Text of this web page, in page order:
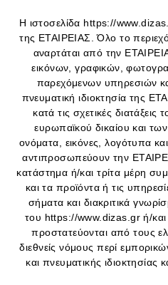
Η ιστοσελίδα https://
της ΕΤΑΙΡΕΙΑΣ. Όλο το
αναρτάται από την
εικόνων, γραφικών,
παρεχόμενων υπηρεσιών
πνευματική ιδιοκτησία της
κατά τις σχετικές διατάξεις
ευρωπαϊκού δικαίου και
ονόματα, εικόνες, λογότυπα
αντιπροσωπεύουν την
κατάστημα ή/και τρίτα μέρη
και τα προϊόντα ή τις
σήματα και διακριτικά
του https://www.dizas.gr ή/
προστατεύονται από τους
διεθνείς νόμους περί
και πνευματικής ιδιοκτησίας